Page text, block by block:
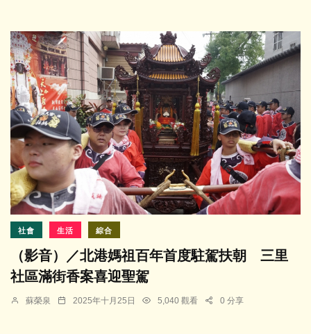
社會 生活 綜合
（影音）／北港媽祖百年首度駐駕扶朝 三里
社區滿街香案喜迎聖駕
蘇榮泉 2025年十月25日 5,040 觀看 0 分享